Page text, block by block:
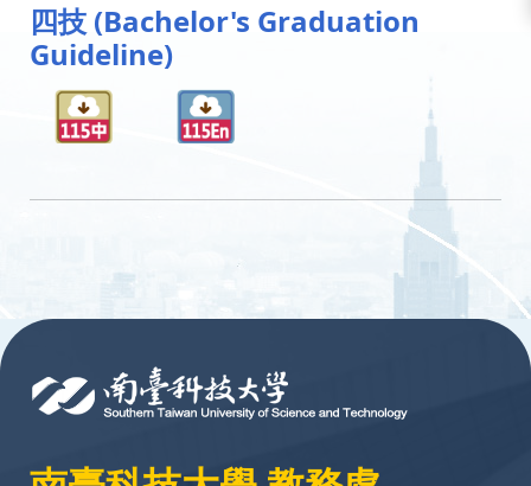
四技 (Bachelor's Graduation
Guideline)